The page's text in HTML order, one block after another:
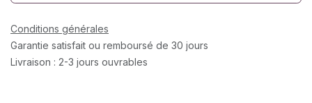
Conditions générales
Garantie satisfait ou remboursé de 30 jours
Livraison : 2-3 jours ouvrables